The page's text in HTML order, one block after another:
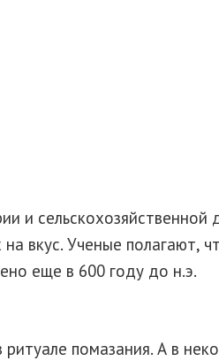
и сельскохозяйственной
вкус. Ученые полагают,
еще в 600 году до н.э.
помазания. А в